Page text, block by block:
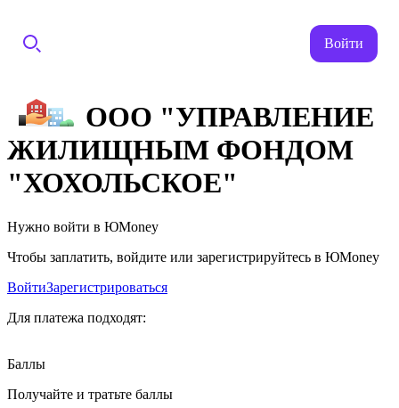
Войти
ООО "УПРАВЛЕНИЕ
ЖИЛИЩНЫМ ФОНДОМ
"ХОХОЛЬСКОЕ"
Нужно войти в ЮMoney
Чтобы заплатить, войдите или зарегистрируйтесь в ЮMoney
ВойтиЗарегистрироваться
Для платежа подходят:
Баллы
Получайте и тратьте баллы